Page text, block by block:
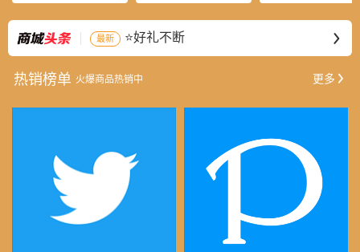
最新 ⭐好礼不断
🥁开业啦
热销榜单 火爆商品热销中 更多